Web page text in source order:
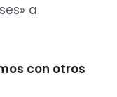
a
con otros